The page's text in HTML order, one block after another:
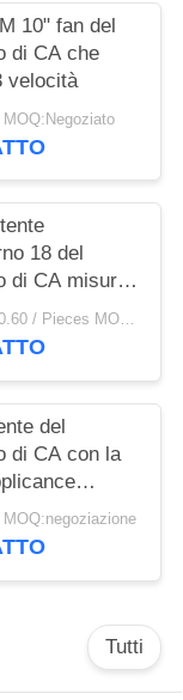
10" fan del
di CA che
velocità
MOQ:Negoziato
18 del
di CA misura
in
velocità su
$9.40 - $10.60 / Pieces MOQ:1000 Piece / Pieces
del
di CA con la
del LED
dei pp
MOQ:negoziazione
Tutti